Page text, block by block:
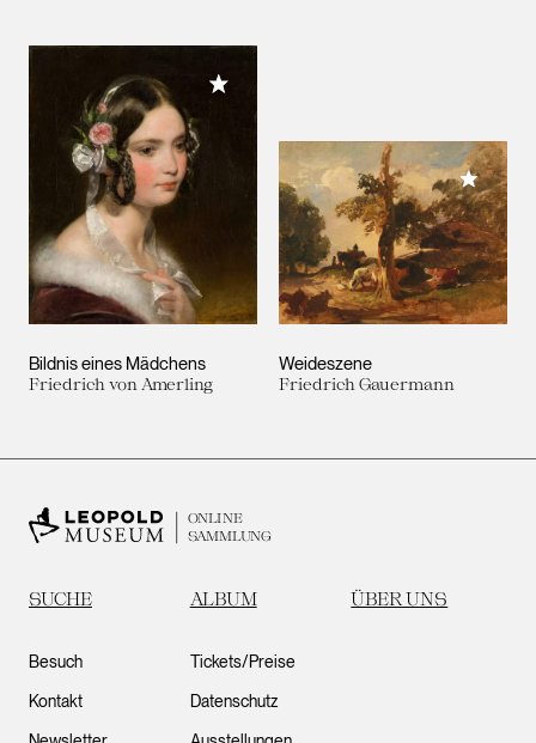
Bildnis eines Mädchens
Friedrich von Amerling
Meiner Sammlung hinzufügen
Weideszene
Friedrich Gauermann
Meiner
ONLINE
SAMMLUNG
SUCHE ALBUM ÜBER UNS
Besuch
Kontakt
Tickets/Preise
Datenschutz